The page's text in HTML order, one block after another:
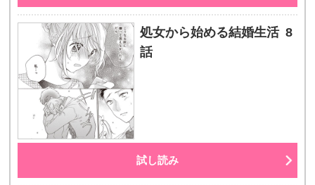
処女から始める結婚生活 8
話
試し読み